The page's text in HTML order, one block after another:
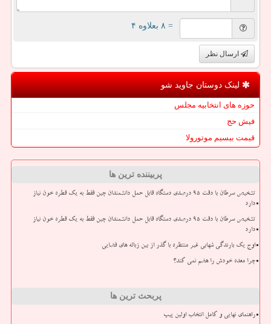
= ۸ بعلاوه ۴
ارسال نظر
لینک دوستان جاوید شو
حوزه های انتخابیه مجلس
فیش حج
قیمت بیسیم موتورولا
پربیننده ترین ها
تشخیص سرطان با دقت ۹۵ درصدی دستگاه قابل حمل دانشمندان چین فقط به یک قطره خون نیاز
دارد
تشخیص سرطان با دقت ۹۵ درصدی دستگاه قابل حمل دانشمندان چین فقط به یک قطره خون نیاز
دارد
اوج یک بارندگی شهابی غیر منتظره با گذر از بین زباله های فضایی
چرا معده خودش را هضم نمی کند؟
پربحث ترین ها
راهنمای نهایی و کامل انتخاب اولین پیپ